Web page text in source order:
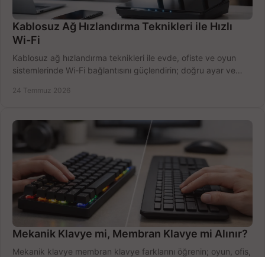
Kablosuz Ağ Hızlandırma Teknikleri ile Hızlı
Wi-Fi
Kablosuz ağ hızlandırma teknikleri ile evde, ofiste ve oyun
sistemlerinde Wi-Fi bağlantısını güçlendirin; doğru ayar ve
24 Temmuz 2026
Mekanik Klavye mi, Membran Klavye mi Alınır?
Mekanik klavye membran klavye farklarını öğrenin; oyun, ofis,